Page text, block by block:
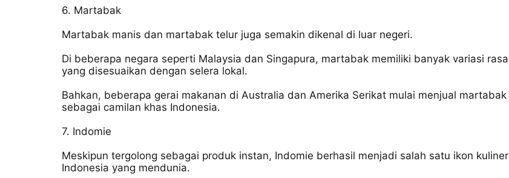
6. Martabak
Martabak manis dan martabak telur juga semakin dikenal di luar negeri.
Di beberapa negara seperti Malaysia dan Singapura, martabak memiliki banyak variasi rasa
yang disesuaikan dengan selera lokal.
Bahkan, beberapa gerai makanan di Australia dan Amerika Serikat mulai menjual martabak
sebagai camilan khas Indonesia.
7. Indomie
Meskipun tergolong sebagai produk instan, Indomie berhasil menjadi salah satu ikon kuliner
Indonesia yang mendunia.